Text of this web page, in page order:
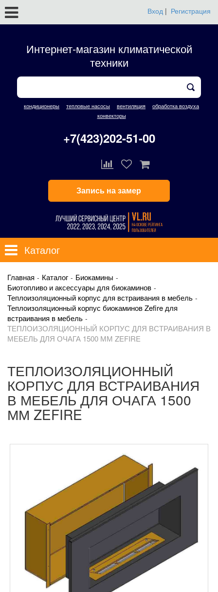
Вход | Регистрация
Интернет-магазин климатической
техники
кондиционеры тепловые насосы вентиляция
обработка воздуха
конвекторы
+7(423)202-51-00
Запись на замер
Каталог
Главная Каталог
Биокамины
Биотопливо и аксессуары для биокаминов
Теплоизоляционный корпус для встраивания в мебель
Теплоизоляционный корпус биокаминов Zefire для
встраивания в мебель
ТЕПЛОИЗОЛЯЦИОННЫЙ КОРПУС ДЛЯ ВСТРАИВАНИЯ В
МЕБЕЛЬ ДЛЯ ОЧАГА 1500 ММ ZEFIRE
ТЕПЛОИЗОЛЯЦИОННЫЙ
КОРПУС ДЛЯ ВСТРАИВАНИЯ
В МЕБЕЛЬ ДЛЯ ОЧАГА 1500
ММ ZEFIRE